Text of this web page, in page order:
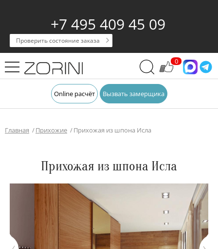
+7 495 409 45 09
Проверить состояние заказа
0
Online расчёт Вызвать замерщика
Главная Прихожие Прихожая из шпона Исла
Прихожая из шпона Исла